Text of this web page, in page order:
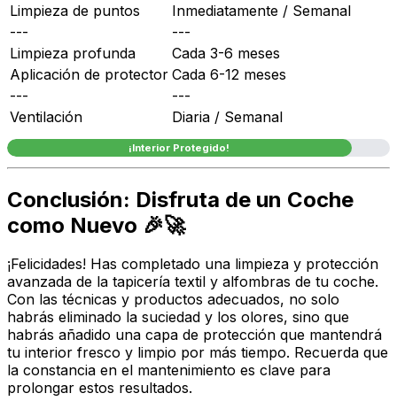
Limpieza de puntos
Inmediatamente / Semanal
---
---
Limpieza profunda
Cada 3-6 meses
Aplicación de protector Cada 6-12 meses
---
---
Ventilación
Diaria / Semanal
¡Interior Protegido!
Conclusión: Disfruta de un Coche
como Nuevo 🎉🚀
¡Felicidades! Has completado una limpieza y protección
avanzada de la tapicería textil y alfombras de tu coche.
Con las técnicas y productos adecuados, no solo
habrás eliminado la suciedad y los olores, sino que
habrás añadido una capa de protección que mantendrá
tu interior fresco y limpio por más tiempo. Recuerda que
la constancia en el mantenimiento es clave para
prolongar estos resultados.